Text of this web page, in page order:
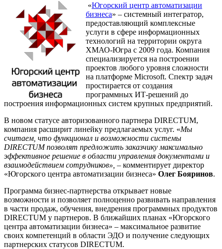
«Югорский центр автоматизации
бизнеса» – системный интегратор,
предоставляющий комплексные
услуги в сфере информационных
технологий на территории округа
ХМАО-Югра с 2009 года. Компания
специализируется на построении
проектов любого уровня сложности
на платформе Microsoft. Спектр задач
простирается от создания
программных ИТ-решений до
построения информационных систем крупных предприятий.
В новом статусе авторизованного партнера DIRECTUM,
компания расширит линейку предлагаемых услуг. «Мы
считаем, что функционал и возможности системы
DIRECTUM позволят предложить заказчику максимально
эффективное решение в области управления документами и
взаимодействием сотрудников», – комментирует директор
«Югорского центра автоматизации бизнеса» Олег Бояринов.
Программа бизнес-партнерства открывает новые
возможности и позволяет полноценно развивать направления
в части продаж, обучения, внедрения программных продуктов
DIRECTUM у партнеров. В ближайших планах «Югорского
центра автоматизации бизнеса» – максимальное развитие
своих компетенций в области ЭДО и получение следующих
партнерских статусов DIRECTUM.